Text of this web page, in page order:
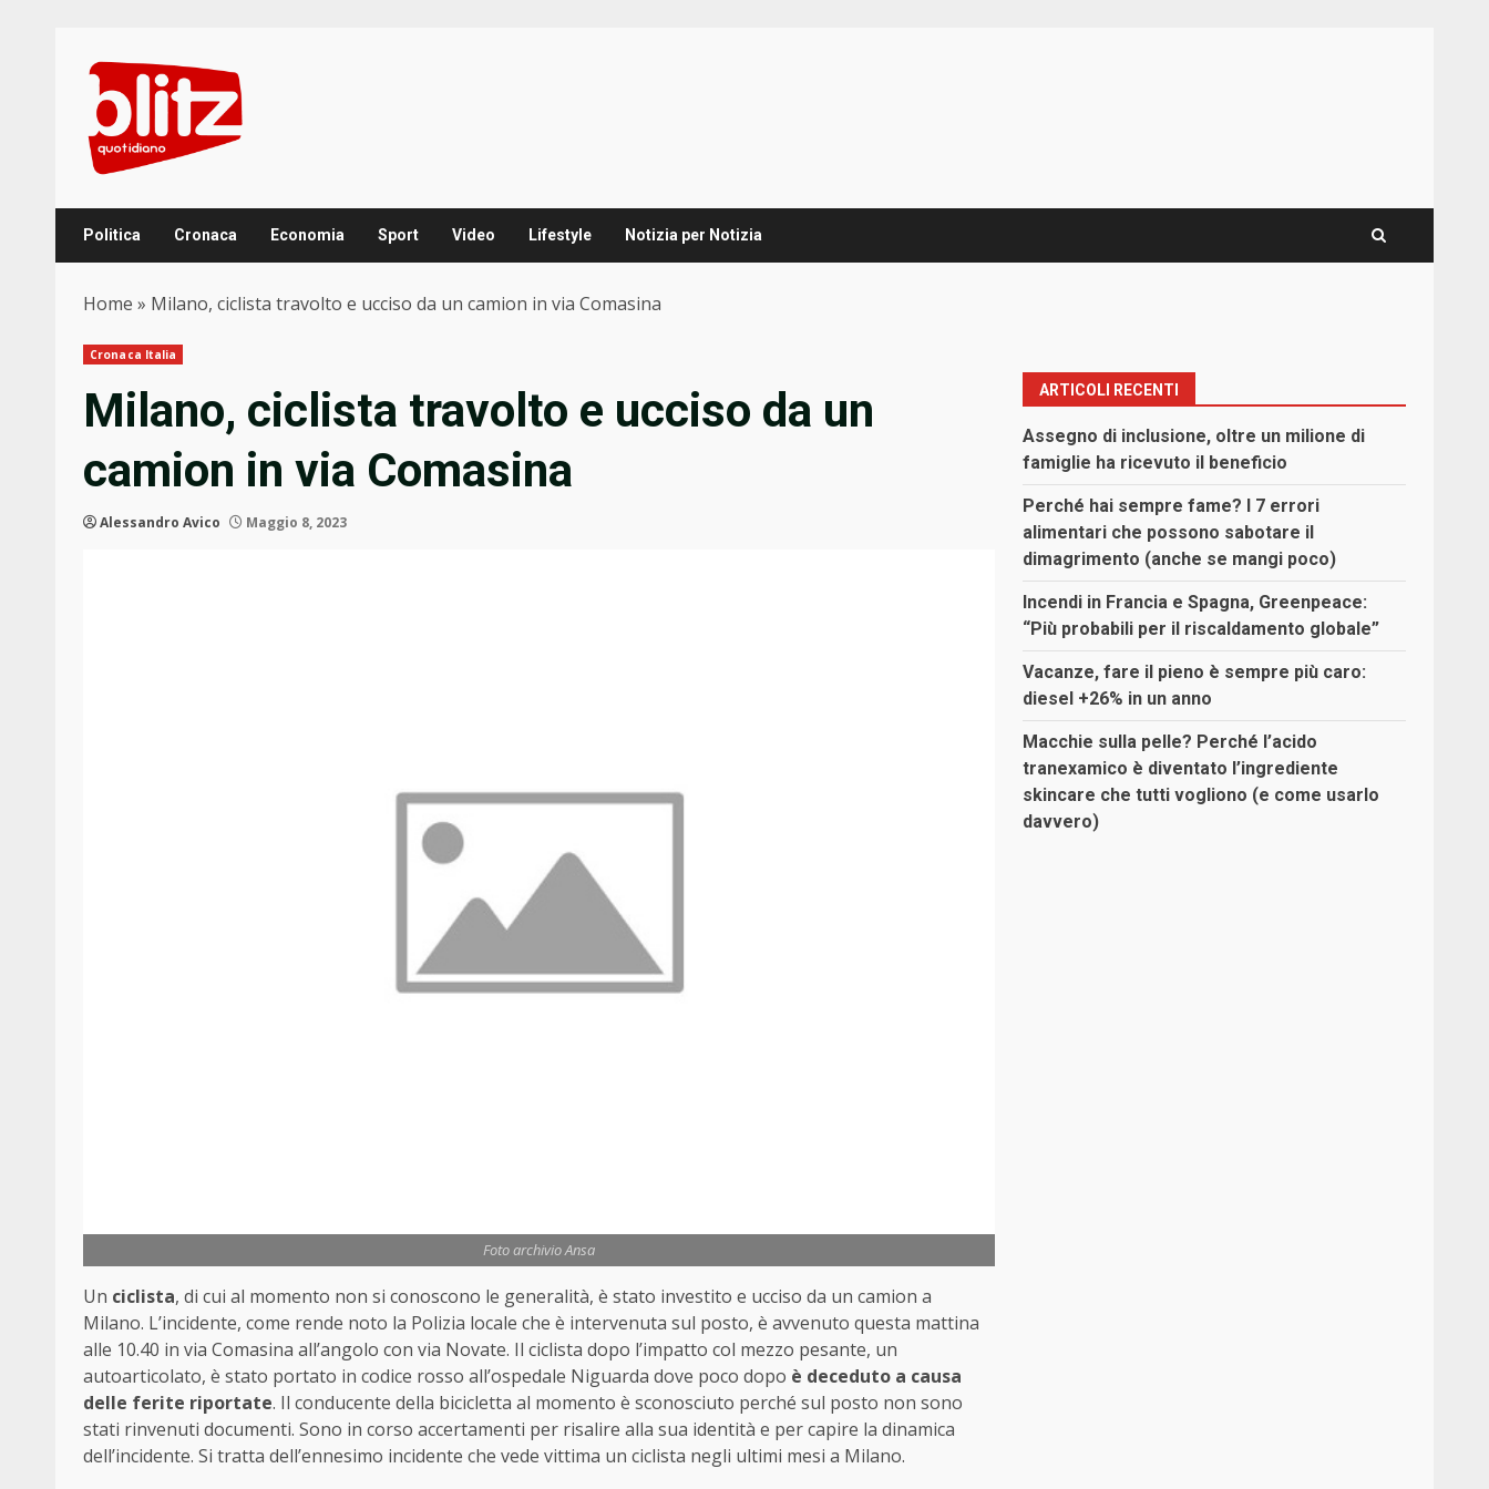
content
Politica Cronaca Economia Sport Video Lifestyle Notizia per Notizia
Home » Milano, ciclista travolto e ucciso da un camion in via Comasina
Cronaca Italia
Milano, ciclista travolto e ucciso da un
camion in via Comasina
Alessandro Avico Maggio 8, 2023
Foto archivio Ansa
Un ciclista, di cui al momento non si conoscono le generalità, è stato investito e ucciso da un camion a
Milano. L’incidente, come rende noto la Polizia locale che è intervenuta sul posto, è avvenuto questa mattina
alle 10.40 in via Comasina all’angolo con via Novate. Il ciclista dopo l’impatto col mezzo pesante, un
autoarticolato, è stato portato in codice rosso all’ospedale Niguarda dove poco dopo è deceduto a causa
delle ferite riportate. Il conducente della bicicletta al momento è sconosciuto perché sul posto non sono
stati rinvenuti documenti. Sono in corso accertamenti per risalire alla sua identità e per capire la dinamica
dell’incidente. Si tratta dell’ennesimo incidente che vede vittima un ciclista negli ultimi mesi a Milano.
ARTICOLI RECENTI
Assegno di inclusione, oltre un milione di
famiglie ha ricevuto il beneficio
Perché hai sempre fame? I 7 errori
alimentari che possono sabotare il
dimagrimento (anche se mangi poco)
Incendi in Francia e Spagna, Greenpeace:
“Più probabili per il riscaldamento globale”
Vacanze, fare il pieno è sempre più caro:
diesel +26% in un anno
Macchie sulla pelle? Perché l’acido
tranexamico è diventato l’ingrediente
skincare che tutti vogliono (e come usarlo
davvero)